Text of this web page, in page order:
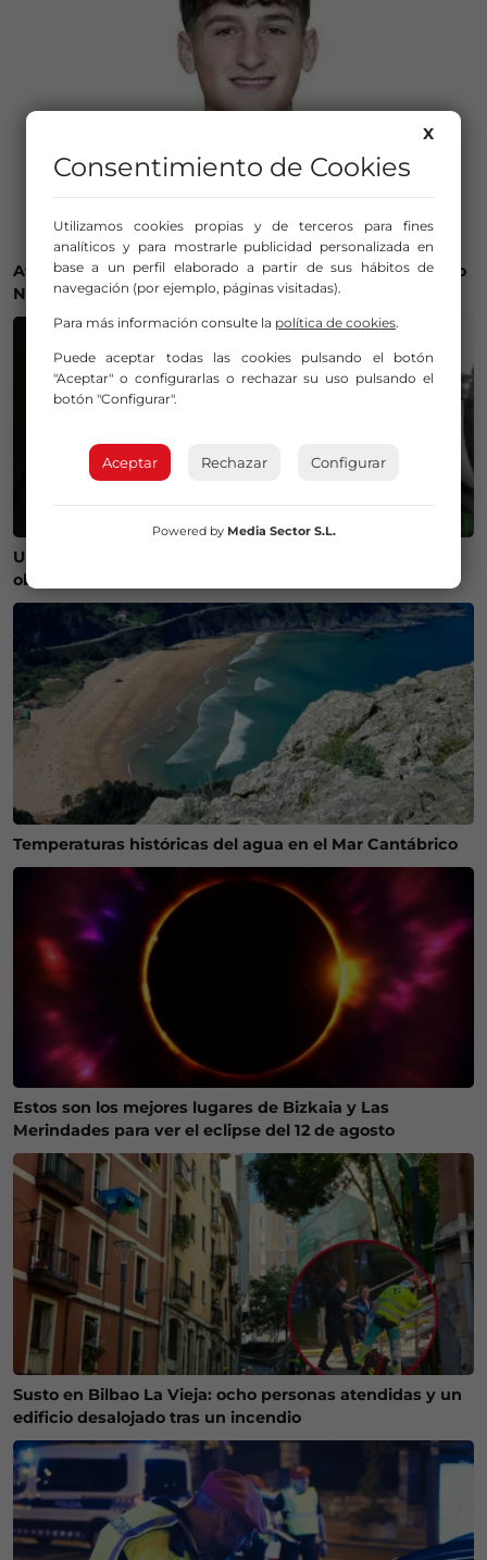
Athletic y Osasuna se enfrentan por el fichaje de Sergio
Nuin: la RFEF decidirá el futuro del canterano
Un bilbaíno invierte 100.000 euros en crear un
observatorio que será protagonista del eclipse
Temperaturas históricas del agua en el Mar Cantábrico
Estos son los mejores lugares de Bizkaia y Las
Merindades para ver el eclipse del 12 de agosto
Susto en Bilbao La Vieja: ocho personas atendidas y un
edificio desalojado tras un incendio
X
Consentimiento de Cookies
Utilizamos cookies propias y de terceros para fines
analíticos y para mostrarle publicidad personalizada en
base a un perfil elaborado a partir de sus hábitos de
navegación (por ejemplo, páginas visitadas).
Para más información consulte la política de cookies.
Puede aceptar todas las cookies pulsando el botón
"Aceptar" o configurarlas o rechazar su uso pulsando el
botón "Configurar".
Aceptar Rechazar Configurar
Powered by Media Sector S.L.